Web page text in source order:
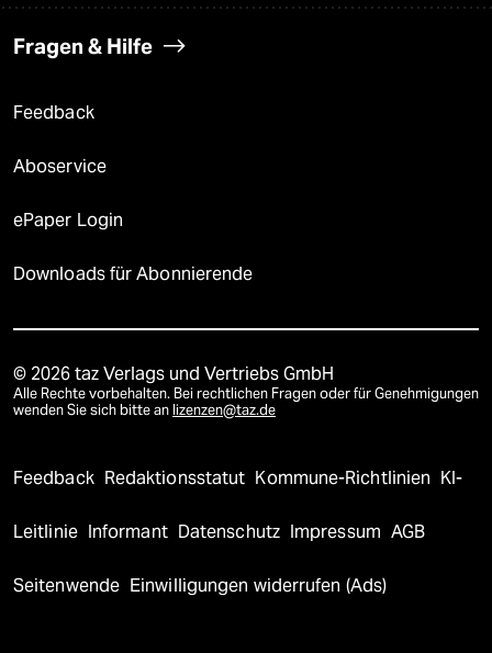
Fragen & Hilfe
Feedback
Aboservice
ePaper Login
Downloads für Abonnierende
© 2026 taz Verlags und Vertriebs GmbH
Alle Rechte vorbehalten. Bei rechtlichen Fragen oder für Genehmigungen
wenden Sie sich bitte an lizenzen@taz.de
Feedback Redaktionsstatut Kommune-Richtlinien KI-
Leitlinie Informant Datenschutz Impressum AGB
Seitenwende Einwilligungen widerrufen (Ads)